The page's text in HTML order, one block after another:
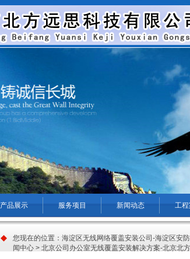
产品展示 服务项目 新闻动态 工程
您现在的位置： 海淀区无线网络覆盖安装公司-海淀区安
闻中心 > 北京公司办公室无线覆盖安装解决方案-北京北